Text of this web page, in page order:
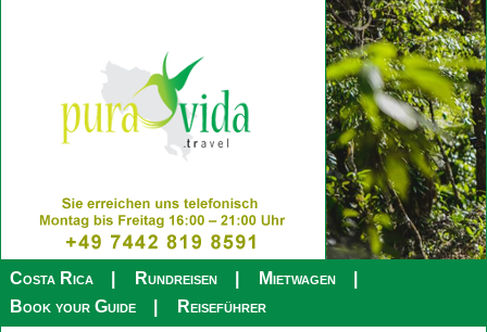
Costa Rica Rundreisen
Mietwagen
Book your Guide
Reiseführer